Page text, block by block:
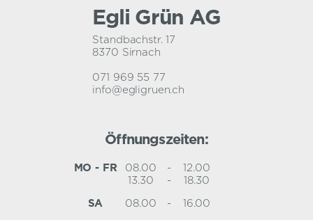
Egli Grün AG
Standbachstr. 17
8370 Sirnach
071 969 55 77
info@egligruen.ch
Öffnungszeiten:
MO - FR 08.00 -
12.00
13.30
- 18.30
SA 08.00 - 16.00